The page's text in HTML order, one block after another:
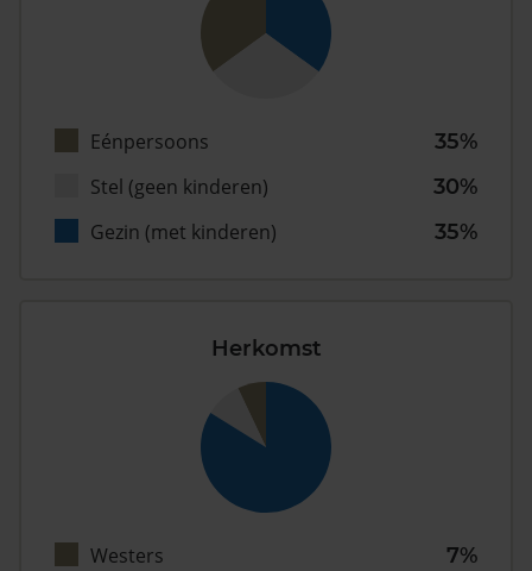
Eénpersoons
35%
Stel (geen kinderen)
30%
Gezin (met kinderen)
35%
Herkomst
Westers
7%